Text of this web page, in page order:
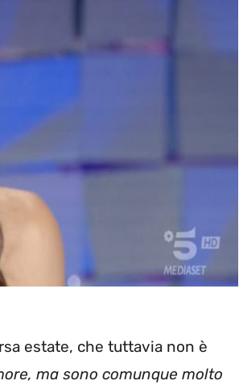
estate, che tuttavia non è
ma sono comunque molto